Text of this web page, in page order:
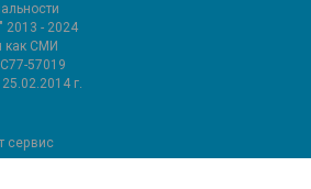
2013 - 2024
как СМИ
57019
г.
сервис
и